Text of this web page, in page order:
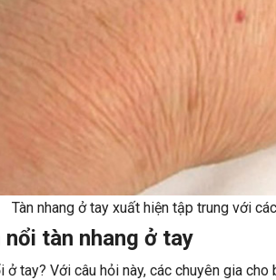
Tàn nhang ở tay xuất hiện tập trung với
nổi tàn nhang ở tay
ở tay? Với câu hỏi này, các chuyên gia cho